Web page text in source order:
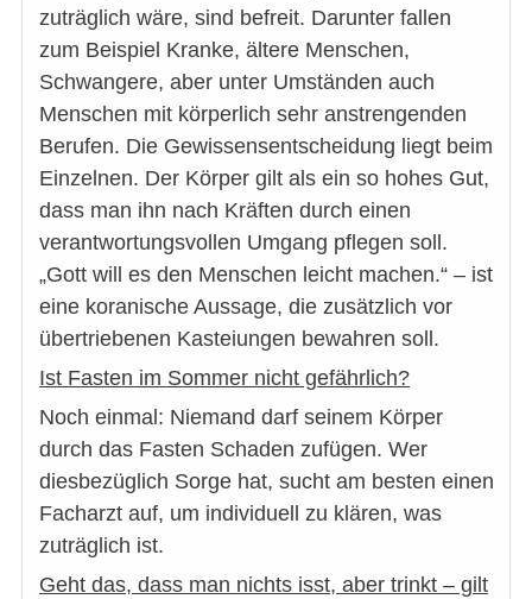
zuträglich wäre, sind befreit. Darunter fallen
zum Beispiel Kranke, ältere Menschen,
Schwangere, aber unter Umständen auch
Menschen mit körperlich sehr anstrengenden
Berufen. Die Gewissensentscheidung liegt beim
Einzelnen. Der Körper gilt als ein so hohes Gut,
dass man ihn nach Kräften durch einen
verantwortungsvollen Umgang pflegen soll.
„Gott will es den Menschen leicht machen.“ – ist
eine koranische Aussage, die zusätzlich vor
übertriebenen Kasteiungen bewahren soll.
Ist Fasten im Sommer nicht gefährlich?
Noch einmal: Niemand darf seinem Körper
durch das Fasten Schaden zufügen. Wer
diesbezüglich Sorge hat, sucht am besten einen
Facharzt auf, um individuell zu klären, was
zuträglich ist.
Geht das, dass man nichts isst, aber trinkt – gilt